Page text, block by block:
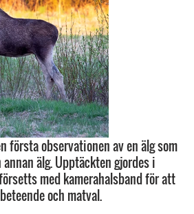
första observationen av en älg som
älg. Upptäckten gjordes i
med kamerahalsband för att
och matval.